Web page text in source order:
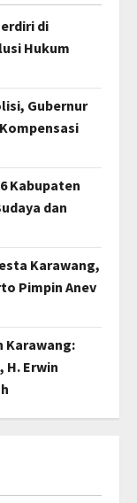
di
Hukum
Gubernur
Kabupaten
dan
Karawang,
Pimpin Anev
Karawang:
H. Erwin